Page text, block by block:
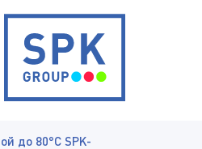
до 80°С SPK-